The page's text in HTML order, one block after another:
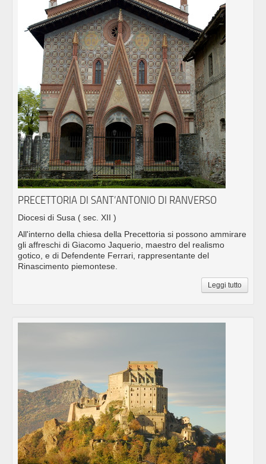
PRECETTORIA DI SANT’ANTONIO DI RANVERSO
Diocesi di Susa ( sec. XII )
All'interno della chiesa della Precettoria si possono ammirare
gli affreschi di Giacomo Jaquerio, maestro del realismo
gotico, e di Defendente Ferrari, rappresentante del
Rinascimento piemontese.
Leggi tutto